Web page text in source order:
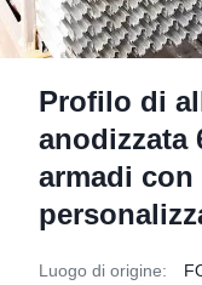
Profilo di
anodizzata
armadi con
Luogo di origine: